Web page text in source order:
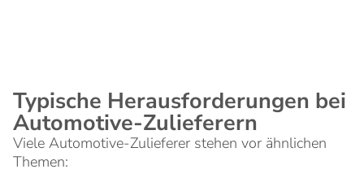
Typische Herausforderungen bei
Automotive-Zulieferern
Viele Automotive-Zulieferer stehen vor ähnlichen
Themen: